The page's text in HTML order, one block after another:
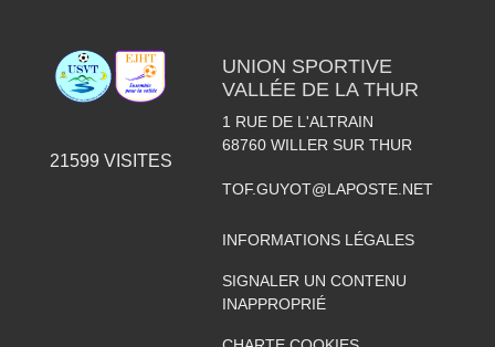
21599 VISITES
UNION SPORTIVE
VALLÉE DE LA THUR
1 RUE DE L'ALTRAIN
68760 WILLER SUR THUR
TOF.GUYOT@LAPOSTE.NET
INFORMATIONS LÉGALES
SIGNALER UN CONTENU
INAPPROPRIÉ